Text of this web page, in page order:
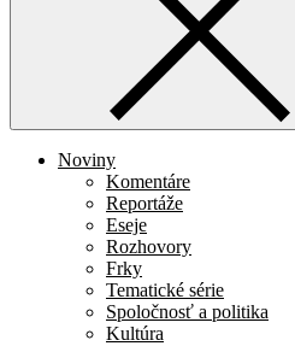
Noviny
Komentáre
Reportáže
Eseje
Rozhovory
Frky
Tematické série
Spoločnosť a politika
Kultúra